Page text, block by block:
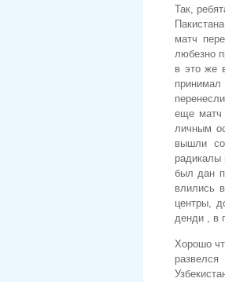
Так,
матч
любезно
в это же
принимал
еще матч
личным
вышли
радикалы
был дан
влились
центры,
денди , в
Хорошо